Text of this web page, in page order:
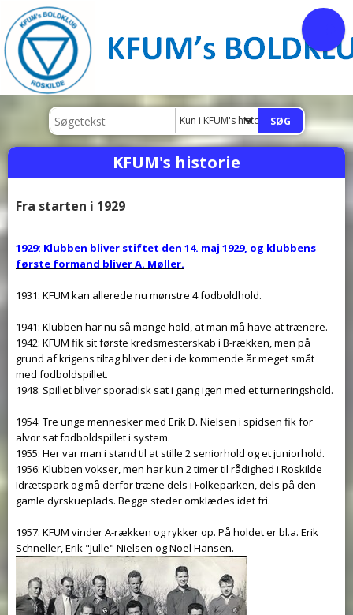
Kun i KFUM's historie
KFUM's historie
Fra starten i 1929
1929: Klubben bliver stiftet den 14. maj 1929, og klubbens
første formand bliver A. Møller.
1931: KFUM kan allerede nu mønstre 4 fodboldhold.
1941: Klubben har nu så mange hold, at man må have at trænere.
1942: KFUM fik sit første kredsmesterskab i B-rækken, men på
grund af krigens tiltag bliver det i de kommende år meget småt
med fodboldspillet.
1948: Spillet bliver sporadisk sat i gang igen med et turneringshold.
1954: Tre unge mennesker med Erik D. Nielsen i spidsen fik for
alvor sat fodboldspillet i system.
1955: Her var man i stand til at stille 2 seniorhold og et juniorhold.
1956: Klubben vokser, men har kun 2 timer til rådighed i Roskilde
Idrætspark og må derfor træne dels i Folkeparken, dels på den
gamle dyrskueplads. Begge steder omklædes idet fri.
1957: KFUM vinder A-rækken og rykker op. På holdet er bl.a. Erik
Schneller, Erik "Julle" Nielsen og Noel Hansen.